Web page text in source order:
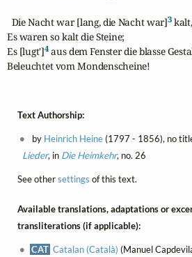
  Die Nacht war [lang, die Nacht war]
3 kalt,
Es waren so kalt die Steine;
Es [lugt']4 aus dem Fenster die blasse
Beleuchtet vom Mondenscheine!
Text Authorship:
by Heinrich Heine(1797 - 1856), no
Lieder, in Die Heimkehr, no. 26
See othersettings of this text.
Available translations, adaptations or
transliterations (if applicable):
CAT Catalan (Català) (Manuel